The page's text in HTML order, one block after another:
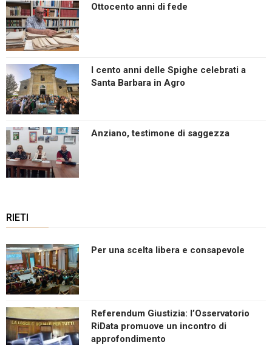
Ottocento anni di fede
I cento anni delle Spighe celebrati a
Santa Barbara in Agro
Anziano, testimone di saggezza
RIETI
Per una scelta libera e consapevole
Referendum Giustizia: l’Osservatorio
RiData promuove un incontro di
approfondimento